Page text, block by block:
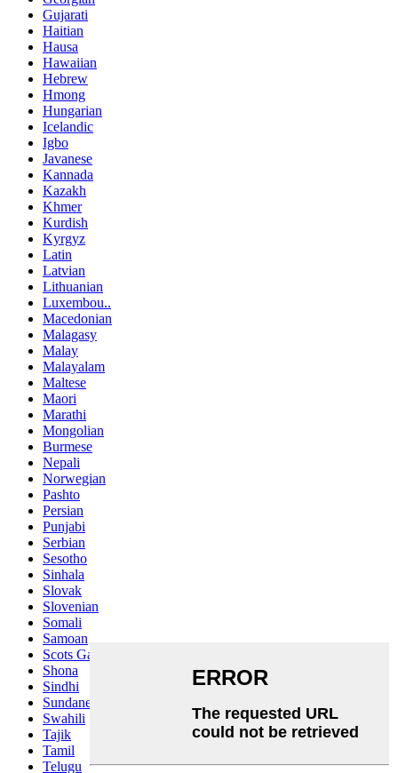
Gujarati
Haitian
Hausa
Hawaiian
Hebrew
Hmong
Hungarian
Icelandic
Igbo
Javanese
Kannada
Kazakh
Khmer
Kurdish
Kyrgyz
Latin
Latvian
Lithuanian
Luxembou..
Macedonian
Malagasy
Malay
Malayalam
Maltese
Maori
Marathi
Mongolian
Burmese
Nepali
Norwegian
Pashto
Persian
Punjabi
Serbian
Sesotho
Sinhala
Slovak
Slovenian
Somali
Samoan
Scots Gaelic
Shona
Sindhi
Sundanese
Swahili
Tajik
Tamil
Telugu